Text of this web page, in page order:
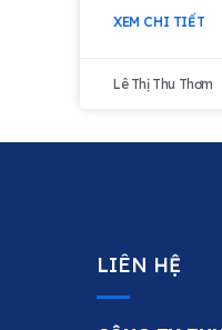
XEM CHI TIẾT
Lê Thị Thu Thơm
LIÊN HỆ